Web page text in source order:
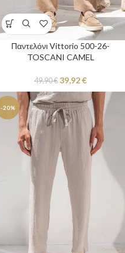
Παντελόνι Vittorio 500-26-
TOSCANI CAMEL
49,90€ 39,92€
-20%